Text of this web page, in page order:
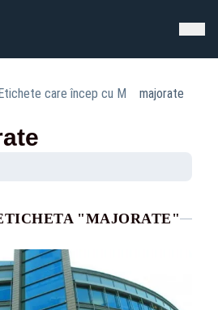
care încep cu M majorate
"MAJORATE"